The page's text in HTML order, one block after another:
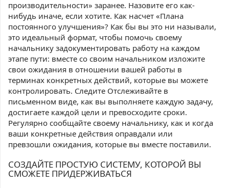
производительности» заранее. Назовите его как-
нибудь иначе, если хотите. Как насчет «Плана
постоянного улучшения»? Как бы вы это ни называли,
это идеальный формат, чтобы помочь своему
начальнику задокументировать работу на каждом
этапе пути: вместе со своим начальником изложите
свои ожидания в отношении вашей работы в
терминах конкретных действий, которые вы можете
контролировать. Следите Отслеживайте в
письменном виде, как вы выполняете каждую задачу,
достигаете каждой цели и превосходите сроки.
Регулярно сообщайте своему начальнику, как и когда
ваши конкретные действия оправдали или
превзошли ожидания, которые вы вместе поставили.
СОЗДАЙТЕ ПРОСТУЮ СИСТЕМУ, КОТОРОЙ ВЫ
СМОЖЕТЕ ПРИДЕРЖИВАТЬСЯ